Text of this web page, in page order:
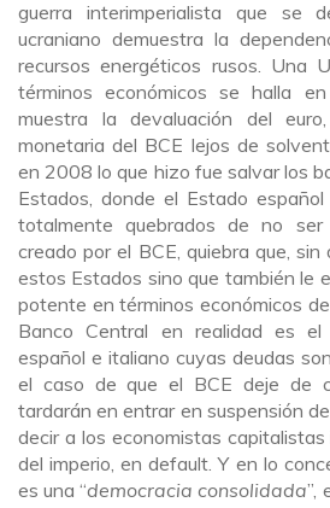
guerra interimperialista que se
ucraniano demuestra la
recursos energéticos rusos. Una
términos económicos se halla
muestra la devaluación del
monetaria del BCE lejos de
en 2008 lo que hizo fue salvar los
Estados, donde el Estado
totalmente quebrados de no
creado por el BCE, quiebra que,
estos Estados sino que también le
potente en términos económicos
Banco Central en realidad es el
español e italiano cuyas deudas
el caso de que el BCE deje de
tardarán en entrar en suspensión
decir a los economistas capitalistas
del imperio, en default. Y en lo
es una “democracia consolidada”,